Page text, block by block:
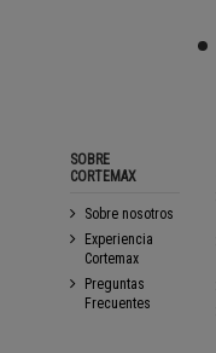
SOBRE
CORTEMAX
Sobre nosotros
Experiencia
Cortemax
Preguntas
Frecuentes